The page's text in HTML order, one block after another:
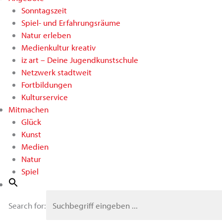
Sonntagszeit
Spiel- und Erfahrungsräume
Natur erleben
Medienkultur kreativ
iz art – Deine Jugendkunstschule
Netzwerk stadtweit
Fortbildungen
Kulturservice
Mitmachen
Glück
Kunst
Medien
Natur
Spiel
Search for: